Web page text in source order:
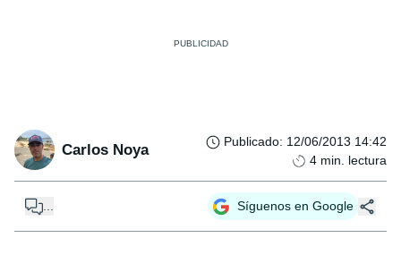
Carlos Noya Publicado: 12/06/2013 14:42
4 min. lectura
... Síguenos en Google